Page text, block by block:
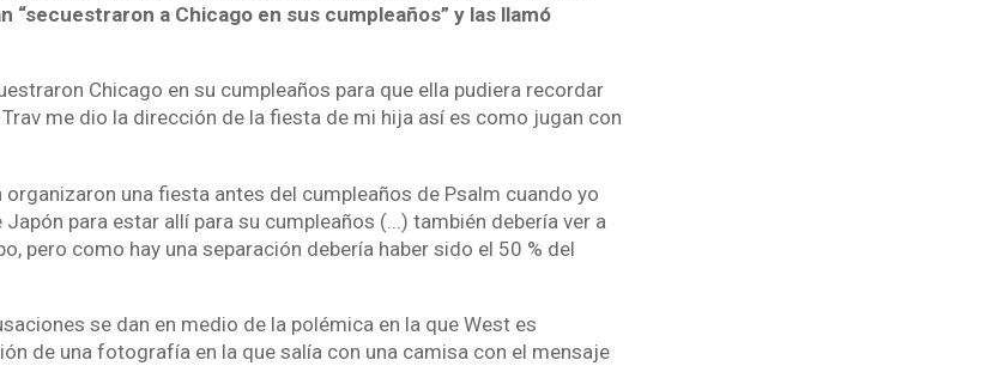
“secuestraron a Chicago en sus cumpleaños” y las llamó
Chicago en su cumpleaños para que ella pudiera recordar
me dio la dirección de la fiesta de mi hija así es como jugan con
organizaron una fiesta antes del cumpleaños de Psalm cuando yo
para estar allí para su cumpleaños (...) también debería ver a
pero como hay una separación debería haber sido el 50 % del
se dan en medio de la polémica en la que West es
de una fotografía en la que salía con una camisa con el mensaje